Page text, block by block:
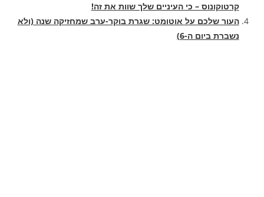
קרטוקונוס – כי העיניים שלך שוות את זה!
העור שלכם על אוטומט: שגרת בוקר-ערב שמחזיקה שנה (ולא
נשברת ביום ה-6)